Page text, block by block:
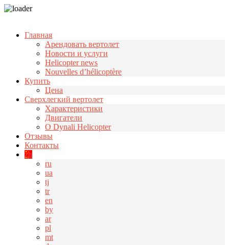
Главная
Арендовать вертолет
Новости и услуги
Helicopter news
Nouvelles d’hélicoptère
Купить
Цена
Cверхлегкий вертолет
Характеристики
Двигатели
О Dynali Helicopter
Отзывы
Контакты
zh
ru
ua
tj
tr
en
by
ar
pl
mt